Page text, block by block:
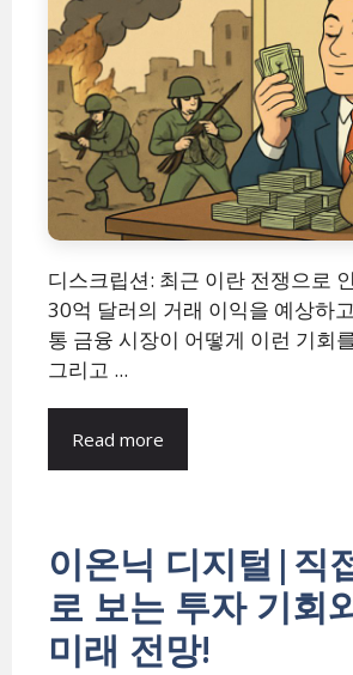
디스크립션: 최근 이란 전쟁으로
30억 달러의 거래 이익을 예상하
통 금융 시장이 어떻게 이런 기회
그리고 ...
Read more
이온닉 디지털|직
로 보는 투자 기회
미래 전망!